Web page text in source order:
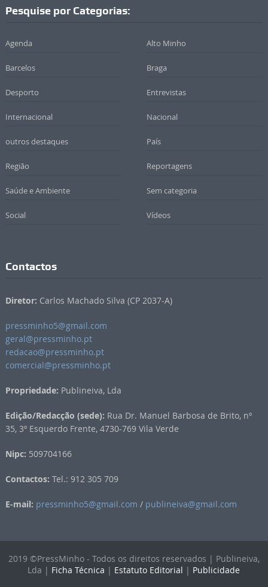
Pesquise por Categorias:
Agenda Alto Minho
Barcelos Braga
Desporto Entrevistas
Internacional Nacional
outros destaques País
Região Reportagens
Saúde e Ambiente Sem categoria
Social Vídeos
Contactos
Diretor: Carlos Machado Silva (CP 2037-A)
pressminho5@gmail.com
geral@pressminho.pt
redacao@pressminho.pt
comercial@pressminho.pt
Propriedade: Publineiva, Lda
Edição/Redacção (sede): Rua Dr. Manuel Barbosa de Brito, nº
35, 3º Esquerdo Frente, 4730-769 Vila Verde
Nipc: 509704166
Contactos: Tel.: 912 305 709
E-mail: pressminho5@gmail.com / publineiva@gmail.com
2019 ©PressMinho - Todos os direitos reservados | Publineiva,
Lda | Ficha Técnica | Estatuto Editorial | Publicidade